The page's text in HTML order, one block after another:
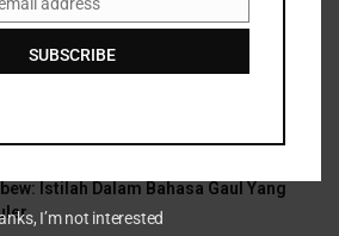
Istilah Dalam Bahasa Gaul Yang
SUBSCRIBE
I’m not interested